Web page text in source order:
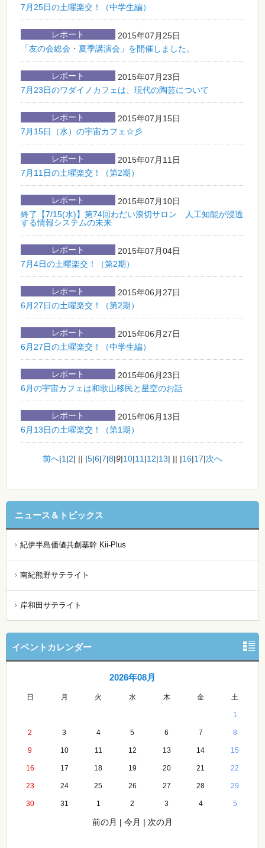
7月25日の土曜楽交！（中学生編）
レポート
2015年07月25日
「友の会総会・夏季講演会」を開催しました。
レポート
2015年07月23日
7月23日のワダイノカフェは、現代の陶芸について
レポート
2015年07月15日
7月15日（水）の宇宙カフェ☆彡
レポート
2015年07月11日
7月11日の土曜楽交！（第2期）
レポート
2015年07月10日
終了【7/15(水)】第74回わだい浪切サロン 人工知能が浸透
する情報システムの未来
レポート
2015年07月04日
7月4日の土曜楽交！（第2期）
レポート
2015年06月27日
6月27日の土曜楽交！（第2期）
レポート
2015年06月27日
6月27日の土曜楽交！（中学生編）
レポート
2015年06月23日
6月の宇宙カフェは和歌山移民と星空のお話
レポート
2015年06月13日
6月13日の土曜楽交！（第1期）
前へ|1 |2| || |5|6|7|8|9|10|11 |12|13| || |16|17|次へ
ニュース＆トピックス
紀伊半島価値共創基幹 Kii-Plus
南紀熊野サテライト
岸和田サテライト
イベントカレンダー
2026年08月
日 月 火 水 木 金 土
1
2 3 4 5 6 7 8
9 10 11 12 13 14 15
16 17 18 19 20 21 22
23 24 25 26 27 28 29
30 31 1 2 3 4 5
前の月 | 今月 | 次の月